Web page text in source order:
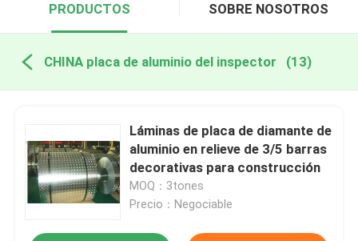
PRODUCTOS SOBRE NOSOTROS
CHINA placa de aluminio del inspector (13)
Láminas de placa de diamante de
aluminio en relieve de 3/5 barras
decorativas para construcción
MOQ：3tones
Precio：Negociable